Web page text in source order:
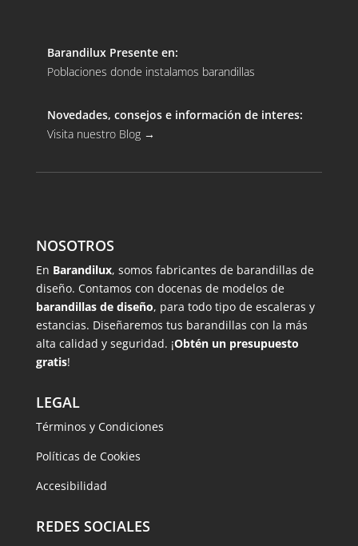
Barandilux Presente en:
Poblaciones donde instalamos barandillas
Novedades, consejos e información de interes:
Visita nuestro Blog →
NOSOTROS
En Barandilux, somos fabricantes de barandillas de
diseño. Contamos con docenas de modelos de
barandillas de diseño, para todo tipo de escaleras y
estancias. Diseñaremos tus barandillas con la más
alta calidad y seguridad. ¡Obtén un presupuesto
gratis!
LEGAL
Términos y Condiciones
Políticas de Cookies
Accesibilidad
REDES SOCIALES